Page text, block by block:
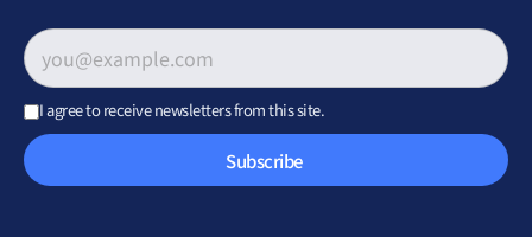
Email address*
I agree to receive newsletters from this site.
Subscribe